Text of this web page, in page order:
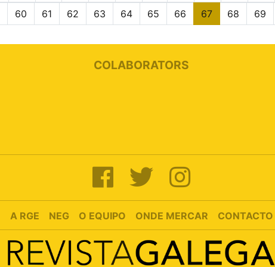
60 61 62 63 64 65 66 67 68 69
COLABORATORS
A RGE NEG O EQUIPO ONDE MERCAR CONTACTO